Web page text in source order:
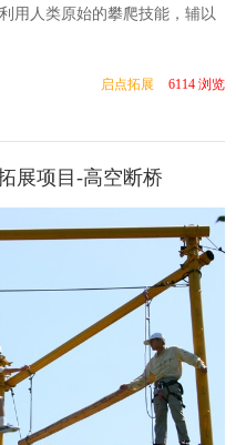
用人类原始的攀爬技能，辅以
启点拓展 6114 浏览
展项目-高空断桥